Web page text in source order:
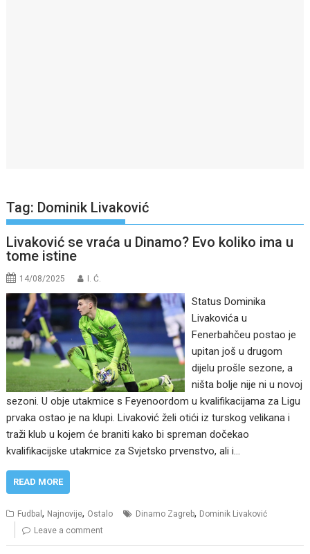
Tag: Dominik Livaković
Livaković se vraća u Dinamo? Evo koliko ima u
tome istine
14/08/2025 I. Ć.
Status Dominika
Livakovića u
Fenerbahčeu postao je
upitan još u drugom
dijelu prošle sezone, a
ništa bolje nije ni u novoj
sezoni. U obje utakmice s Feyenoordom u kvalifikacijama za Ligu
prvaka ostao je na klupi. Livaković želi otići iz turskog velikana i
traži klub u kojem će braniti kako bi spreman dočekao
kvalifikacijske utakmice za Svjetsko prvenstvo, ali i…
READ MORE
Fudbal, Najnovije, Ostalo Dinamo Zagreb, Dominik Livaković
Leave a comment